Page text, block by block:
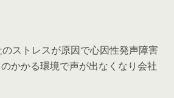
ストレスが原因で心因性発声障害
かかる環境で声が出なくなり会社